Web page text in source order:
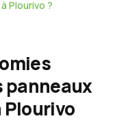
Plourivo ?
panneaux